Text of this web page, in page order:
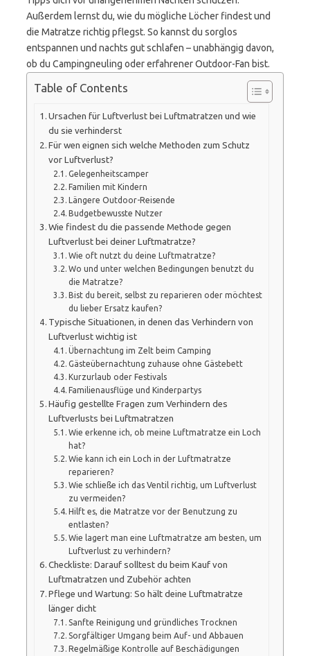
Außerdem lernst du, wie du mögliche Löcher findest und
die Matratze richtig pflegst. So kannst du sorglos
entspannen und nachts gut schlafen – unabhängig davon,
ob du Campingneuling oder erfahrener Outdoor-Fan bist.
Table of Contents
Ursachen für Luftverlust bei Luftmatratzen und wie
du sie verhinderst
Für wen eignen sich welche Methoden zum Schutz
vor Luftverlust?
Gelegenheitscamper
Familien mit Kindern
Längere Outdoor-Reisende
Budgetbewusste Nutzer
Wie findest du die passende Methode gegen
Luftverlust bei deiner Luftmatratze?
Wie oft nutzt du deine Luftmatratze?
Wo und unter welchen Bedingungen benutzt du
die Matratze?
Bist du bereit, selbst zu reparieren oder möchtest
du lieber Ersatz kaufen?
Typische Situationen, in denen das Verhindern von
Luftverlust wichtig ist
Übernachtung im Zelt beim Camping
Gästeübernachtung zuhause ohne Gästebett
Kurzurlaub oder Festivals
Familienausflüge und Kinderpartys
Häufig gestellte Fragen zum Verhindern des
Luftverlusts bei Luftmatratzen
Wie erkenne ich, ob meine Luftmatratze ein Loch
hat?
Wie kann ich ein Loch in der Luftmatratze
reparieren?
Wie schließe ich das Ventil richtig, um Luftverlust
zu vermeiden?
Hilft es, die Matratze vor der Benutzung zu
entlasten?
Wie lagert man eine Luftmatratze am besten, um
Luftverlust zu verhindern?
Checkliste: Darauf solltest du beim Kauf von
Luftmatratzen und Zubehör achten
Pflege und Wartung: So hält deine Luftmatratze
länger dicht
Sanfte Reinigung und gründliches Trocknen
Sorgfältiger Umgang beim Auf- und Abbauen
Regelmäßige Kontrolle auf Beschädigungen